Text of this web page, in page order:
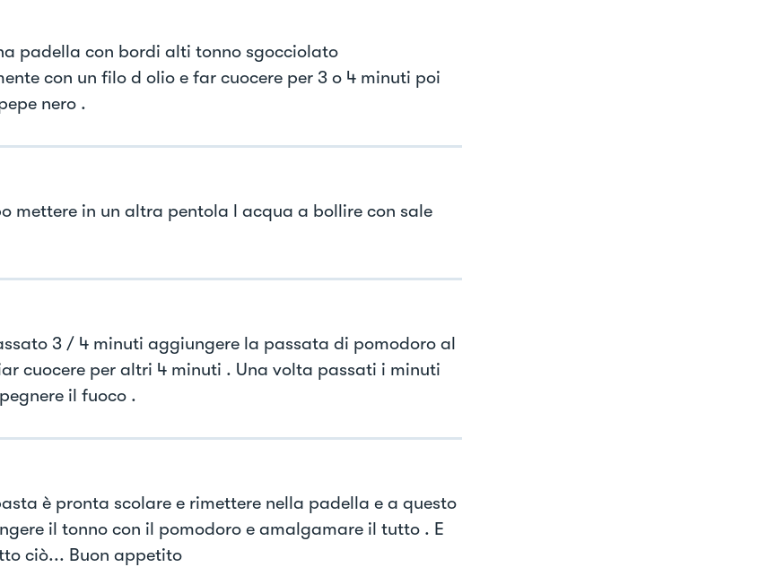
padella con bordi alti tonno sgocciolato
con un filo d olio e far cuocere per 3 o 4 minuti poi
nero .
mettere in un altra pentola l acqua a bollire con sale
3 / 4 minuti aggiungere la passata di pomodoro al
cuocere per altri 4 minuti . Una volta passati i minuti
il fuoco .
è pronta scolare e rimettere nella padella e a questo
il tonno con il pomodoro e amalgamare il tutto . E
ciò... Buon appetito